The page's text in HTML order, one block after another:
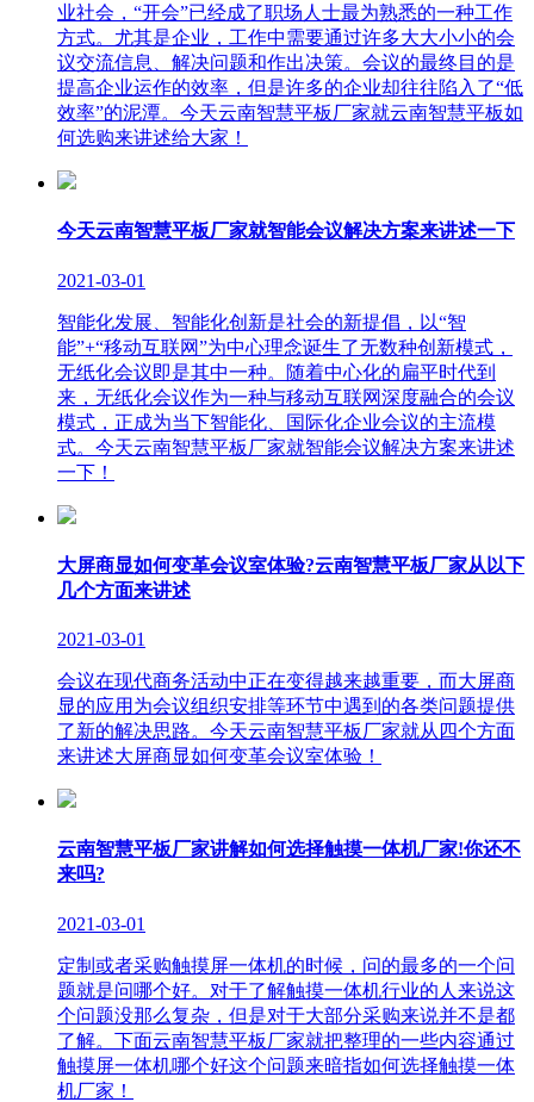
业社会，“开会”已经成了职场人士最为熟悉的一种工作
方式。尤其是企业，工作中需要通过许多大大小小的会
议交流信息、解决问题和作出决策。会议的最终目的是
提高企业运作的效率，但是许多的企业却往往陷入了“低
效率”的泥潭。今天云南智慧平板厂家就云南智慧平板如
何选购来讲述给大家！
今天云南智慧平板厂家就智能会议解决方案来讲述一下
2021-03-01
智能化发展、智能化创新是社会的新提倡，以“智
能”+“移动互联网”为中心理念诞生了无数种创新模式，
无纸化会议即是其中一种。随着中心化的扁平时代到
来，无纸化会议作为一种与移动互联网深度融合的会议
模式，正成为当下智能化、国际化企业会议的主流模
式。今天云南智慧平板厂家就智能会议解决方案来讲述
一下！
大屏商显如何变革会议室体验?云南智慧平板厂家从以下
几个方面来讲述
2021-03-01
会议在现代商务活动中正在变得越来越重要，而大屏商
显的应用为会议组织安排等环节中遇到的各类问题提供
了新的解决思路。今天云南智慧平板厂家就从四个方面
来讲述大屏商显如何变革会议室体验！
云南智慧平板厂家讲解如何选择触摸一体机厂家!你还不
来吗?
2021-03-01
定制或者采购触摸屏一体机的时候，问的最多的一个问
题就是问哪个好。对于了解触摸一体机行业的人来说这
个问题没那么复杂，但是对于大部分采购来说并不是都
了解。下面云南智慧平板厂家就把整理的一些内容通过
触摸屏一体机哪个好这个问题来暗指如何选择触摸一体
机厂家！